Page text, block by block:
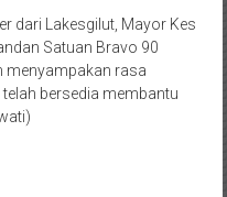
dari Lakesgilut, Mayor Kes
Satuan Bravo 90
menyampakan rasa
bersedia membantu